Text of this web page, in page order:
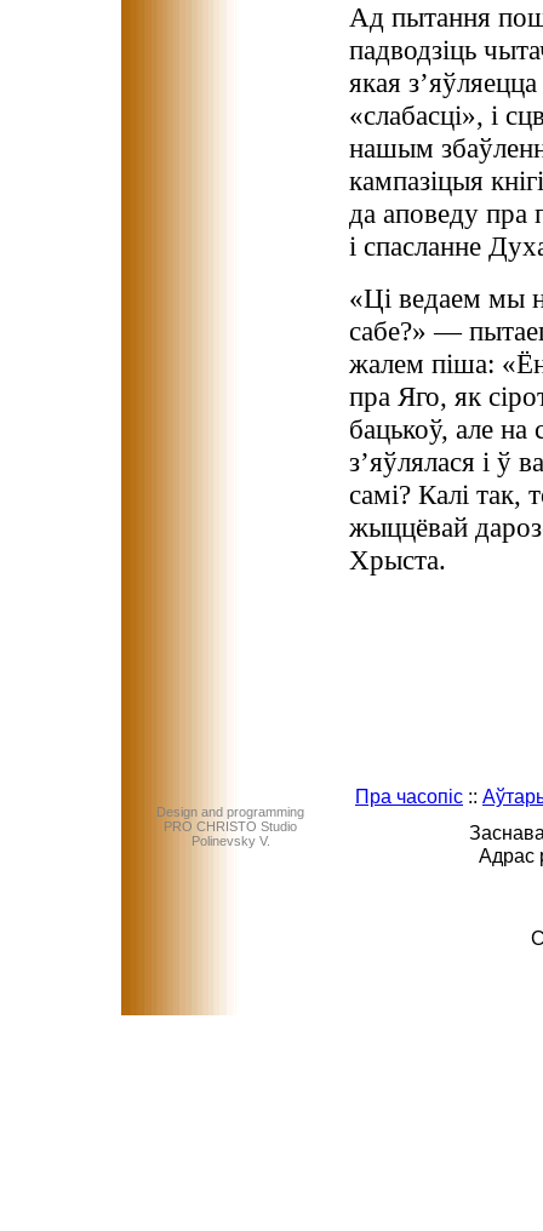
Ад пытання
падводзіць
якая
«слабасці», і
нашым
кампазіцыя
да аповеду пра
і спасланне
«Ці ведаем мы
сабе?» —
жалем піша:
пра Яго, як
бацькоў, але на
з’яўлялася і ў
самі? Калі так,
жыццёвай
Хрыста.
Design and programming
PRO CHRISTO Studio
Polinevsky V.
Пра часопіс ::
Адрас